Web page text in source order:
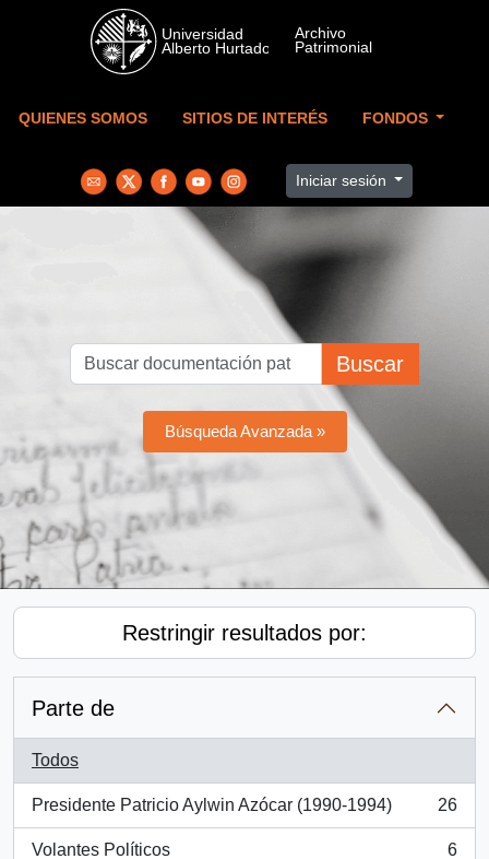
Skip to main content
QUIENES SOMOS SITIOS DE INTERÉS FONDOS
Iniciar sesión
Buscar
Búsqueda Avanzada »
Restringir resultados por:
Parte de
Todos
Presidente Patricio Aylwin Azócar (1990-1994)
, 26 resultados
26
Volantes Políticos 6